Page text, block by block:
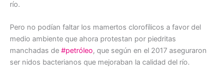
río.
Pero no podían faltar los mamertos clorofílicos a favor del
medio ambiente que ahora protestan por piedritas
manchadas de #petróleo, que según en el 2017 aseguraron
ser nidos bacterianos que mejoraban la calidad del río.